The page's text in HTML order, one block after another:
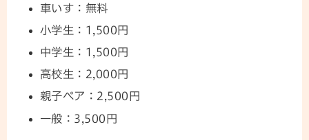
車いす：無料
小学生：1,500円
中学生：1,500円
高校生：2,000円
親子ペア：2,500円
一般：3,500円